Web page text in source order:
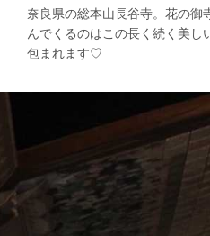
奈良県の総本山長谷寺。花の御
んでくるのはこの長く続く美
包まれます♡